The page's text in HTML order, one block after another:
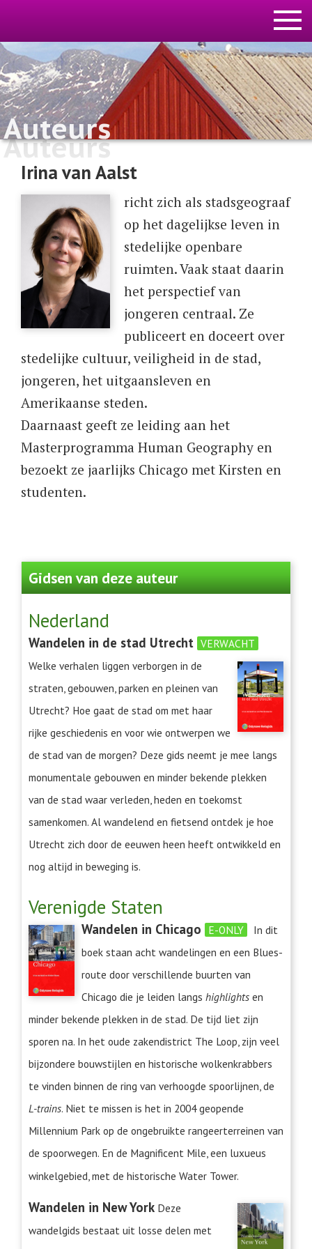
Auteurs
Auteurs
Gidsen van deze auteur
Nederland
Wandelen in de stad Utrecht VERWACHT
Welke verhalen liggen verborgen in de
straten, gebouwen, parken en pleinen van
Utrecht? Hoe gaat de stad om met haar
rijke geschiedenis en voor wie ontwerpen we
de stad van de morgen? Deze gids neemt je mee langs
monumentale gebouwen en minder bekende plekken
van de stad waar verleden, heden en toekomst
samenkomen. Al wandelend en fietsend ontdek je hoe
Utrecht zich door de eeuwen heen heeft ontwikkeld en
nog altijd in beweging is.
Verenigde Staten
Wandelen in Chicago E-ONLY
In dit
boek staan acht wandelingen en een Blues-
route door verschillende buurten van
Chicago die je leiden langs highlights en
minder bekende plekken in de stad. De tijd liet zijn
sporen na. In het oude zakendistrict The Loop, zijn veel
bijzondere bouwstijlen en historische wolkenkrabbers
te vinden binnen de ring van verhoogde spoorlijnen, de
L-trains. Niet te missen is het in 2004 geopende
Millennium Park op de ongebruikte rangeerterreinen van
de spoorwegen. En de Magnificent Mile, een luxueus
winkelgebied, met de historische Water Tower.
Wandelen in New York Deze
wandelgids bestaat uit losse delen met
Irina van Aalst
richt zich als stadsgeograaf
op het dagelijkse leven in
stedelijke openbare
ruimten. Vaak staat daarin
het perspectief van
jongeren centraal. Ze
publiceert en doceert over
stedelijke cultuur, veiligheid in de stad,
jongeren, het uitgaansleven en
Amerikaanse steden.
Daarnaast geeft ze leiding aan het
Masterprogramma Human Geography en
bezoekt ze jaarlijks Chicago met Kirsten en
studenten.